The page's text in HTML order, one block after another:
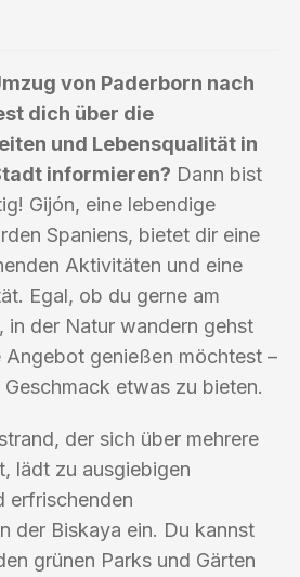
von Paderborn nach
dich über die
und Lebensqualität in
informieren? Dann bist
Gijón, eine lebendige
Spaniens, bietet dir eine
Aktivitäten und eine
Egal, ob du gerne am
in der Natur wandern gehst
Angebot genießen möchtest –
etwas zu bieten.
der sich über mehrere
lädt zu ausgiebigen
erfrischenden
der Biskaya ein. Du kannst
grünen Parks und Gärten